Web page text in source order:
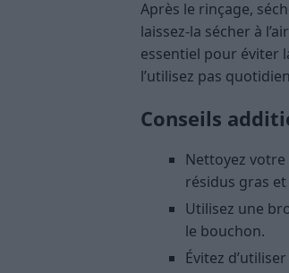
Après le rinçage,
laissez-la sécher à
essentiel pour éviter
l’utilisez pas
Conseils
Nettoyez
résidus gras
Utilisez une
le bouchon.
Évitez